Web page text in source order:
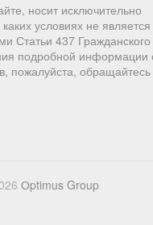
носит исключительно
условиях не
Статьи 437 Гражданского
подробной информации
пожалуйста,
Оptimus Group